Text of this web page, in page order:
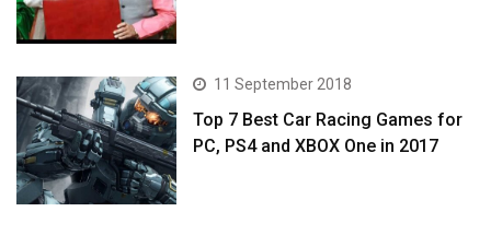
11 September 2018
Top 7 Best Car Racing Games for
PC, PS4 and XBOX One in 2017